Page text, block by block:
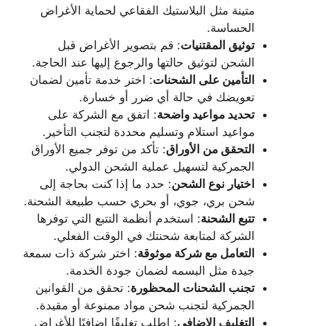
متينة مثل البلاستيك الفقاعي لحماية الأغراض
الحساسة.
توثيق المقتنيات: قم بتصوير الأغراض قبل
الشحن لتوثيق حالتها والرجوع إليها عند الحاجة.
التأمين على الشحنات: اختر خدمة تأمين لضمان
تعويضك في حالة أي ضرر أو خسارة.
تحديد مواعيد واضحة: اتفق مع الشركة على
مواعيد استلام وتسليم محددة لتجنب التأخير.
التحقق من الأوراق: تأكد من توفر جميع الأوراق
الجمركية لتسهيل عملية الشحن الدولي.
اختيار نوع الشحن: حدد ما إذا كنت بحاجة إلى
شحن بري، جوي، أو بحري حسب طبيعة الشحنة.
تتبع الشحنة: استخدم أنظمة التتبع التي توفرها
الشركة لمتابعة شحنتك في الوقت الفعلي.
التعامل مع شركة موثوقة: اختر شركة ذات سمعة
جيدة مثل البسمه لضمان جودة الخدمة.
تجنب الشحنات المحظورة: تحقق من القوانين
الجمركية لتجنب شحن مواد ممنوعة أو مقيدة.
التغليف الإضافي: اطلب تغليفًا إضافيًا للأغراض